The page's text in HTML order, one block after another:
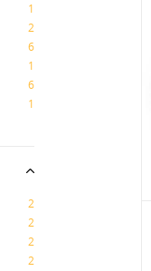
1
2
6
1
6
1
2
2
2
2